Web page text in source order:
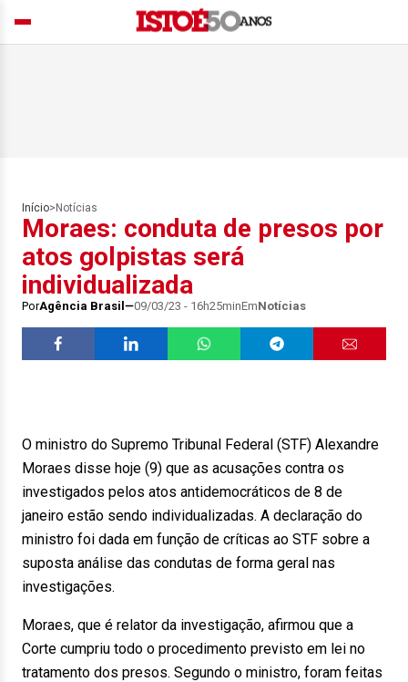
Início> Notícias
Moraes: conduta de presos por
atos golpistas será
individualizada
PorAgência Brasil 09/03/23 - 16h25minEmNotícias
O ministro do Supremo Tribunal Federal (STF) Alexandre
Moraes disse hoje (9) que as acusações contra os
investigados pelos atos antidemocráticos de 8 de
janeiro estão sendo individualizadas. A declaração do
ministro foi dada em função de críticas ao STF sobre a
suposta análise das condutas de forma geral nas
investigações.
Moraes, que é relator da investigação, afirmou que a
Corte cumpriu todo o procedimento previsto em lei no
tratamento dos presos. Segundo o ministro, foram feitas